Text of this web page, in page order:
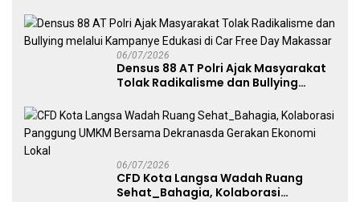
06/07/2026
Densus 88 AT Polri Ajak Masyarakat
Tolak Radikalisme dan Bullying
Free Day Makassar
06/07/2026
CFD Kota Langsa Wadah Ruang
Sehat_Bahagia, Kolaborasi